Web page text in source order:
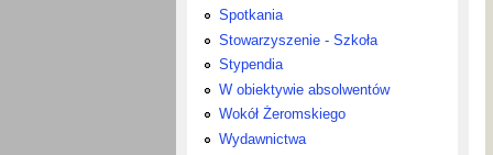
Spotkania
Stowarzyszenie - Szkoła
Stypendia
W obiektywie absolwentów
Wokół Żeromskiego
Wydawnictwa